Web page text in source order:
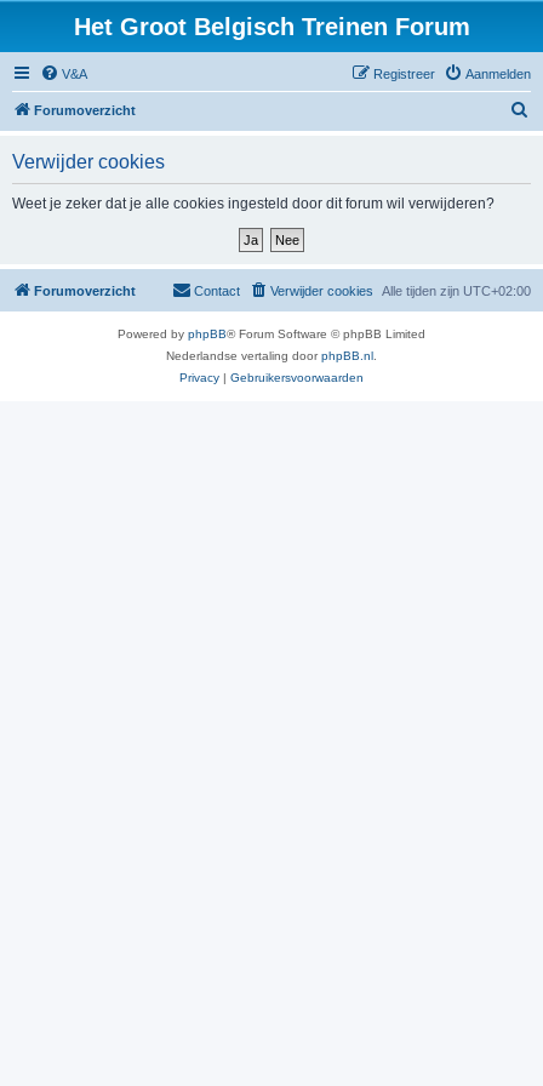
Het Groot Belgisch Treinen Forum
V&A Aanmelden
Registreer
Forumoverzicht
Verwijder cookies
Weet je zeker dat je alle cookies ingesteld door dit forum wil verwijderen?
Forumoverzicht Alle tijden zijn UTC+02:00
Verwijder cookies
Contact
Powered by phpBB® Forum Software © phpBB Limited
Nederlandse vertaling doorphpBB.nl
Privacy | Gebruikersvoorwaarden